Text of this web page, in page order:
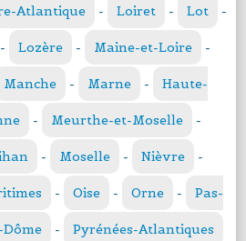
Atlantique - Loiret - Lot -
- Lozère - Maine-et-Loire -
Manche - Marne - Haute-
- Meurthe-et-Moselle -
- Moselle - Nièvre -
- Oise - Orne - Pas-
- Pyrénées-Atlantiques